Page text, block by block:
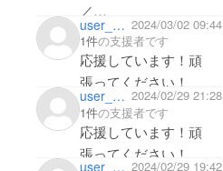
／
御家族での体調管理も
頑張ってくださいね
(^o^)
user_b0261c1a0d64 2024/03/02 09:44
1件の支援者です
応援しています！頑
張ってください！
user_ccd51443dee4 2024/02/29 21:28
1件の支援者です
応援しています！頑
張ってください！
user_445c7c106124 2024/02/29 19:42